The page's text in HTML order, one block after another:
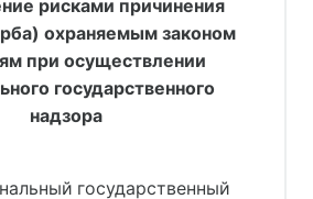
рисками причинения
охраняемым законом
при осуществлении
государственного
надзора
государственный